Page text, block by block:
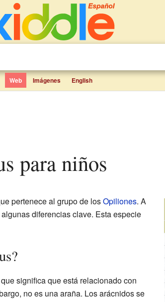
Web Imágenes English
para niños
pertenece al grupo de losOpiliones. A
diferencias clave. Esta especie
significa que está relacionado con
no es una araña. Los arácnidos se